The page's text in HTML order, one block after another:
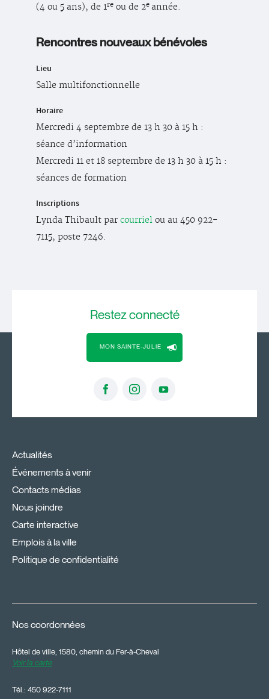
(4 ou 5 ans), de 1re ou de 2e année.
Rencontres nouveaux bénévoles
Lieu
Salle multifonctionnelle
Horaire
Mercredi 4 septembre de 13 h 30 à 15 h :
séance d’information
Mercredi 11 et 18 septembre de 13 h 30 à 15 h :
séances de formation
Inscriptions
Lynda Thibault par courriel ou au 450 922-
7115, poste 7246.
Restezconnecté
MON SAINTE-JULIE
Actualités
Événements à venir
Contacts médias
Nous joindre
Carte interactive
Emplois à la ville
Politique de confidentialité
Nos coordonnées
Hôtel de ville, 1580, chemin du Fer-à-Cheval
Voir la carte
Tél.: 450 922-7111